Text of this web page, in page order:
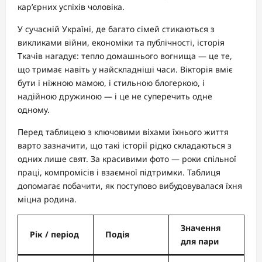
кар’єрних успіхів чоловіка.
У сучасній Україні, де багато сімей стикаються з
викликами війни, економіки та публічності, історія
Ткачів нагадує: тепло домашнього вогнища — це те,
що тримає навіть у найскладніші часи. Вікторія вміє
бути і ніжною мамою, і стильною блогеркою, і
надійною дружиною — і це не суперечить одне
одному.
Перед таблицею з ключовими віхами їхнього життя
варто зазначити, що такі історії рідко складаються з
одних лише свят. За красивими фото — роки спільної
праці, компромісів і взаємної підтримки. Таблиця
допомагає побачити, як поступово вибудовувалася їхня
міцна родина.
Рік / період Подія
Значення
для пари